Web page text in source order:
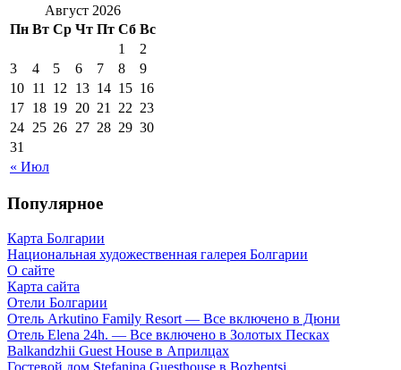
Август 2026
Пн Вт Ср Чт Пт Сб Вс
« Июл
1
2
3
4 5 6 7 8
9
10 11 12 13 14 15 16
17 18 19 20 21 22 23
24 25 26 27 28 29 30
31
Популярное
Карта Болгарии
Национальная художественная галерея Болгарии
О сайте
Карта сайта
Отели Болгарии
Отель Arkutino Family Resort — Все включено в Дюни
Отель Elena 24h. — Все включено в Золотых Песках
Balkandzhii Guest House в Априлцах
Гостевой дом Stefanina Guesthouse в Bozhentsi